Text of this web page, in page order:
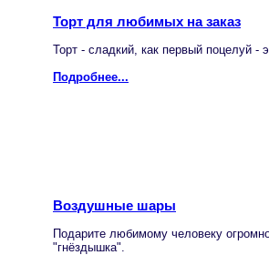
Торт для любимых на заказ
Торт - сладкий, как первый поцелуй -
Подробнее...
Воздушные шары
Подарите любимому человеку
"гнёздышка".